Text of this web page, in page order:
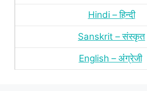
Hindi – हिन्‍दी
Sanskrit – संस्‍कृत
English – अंंग्रेजी